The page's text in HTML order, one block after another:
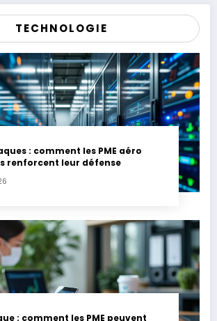
TECHNOLOGIE
: comment les PME aéro
renforcent leur défense
: comment les PME peuvent